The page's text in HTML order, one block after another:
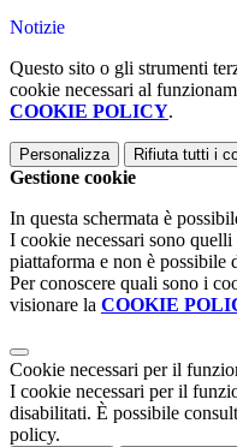
Notizie
Questo sito o gli strumenti
cookie necessari al
COOKIE POLICY.
Personalizza Rifiuta tutti i
Gestione cookie
In questa schermata è
I cookie necessari sono
piattaforma e non è possibile
Per conoscere quali sono i
visionare la COOKIE
Cookie necessari per il
I cookie necessari per il
disabilitati. È possibile
policy.